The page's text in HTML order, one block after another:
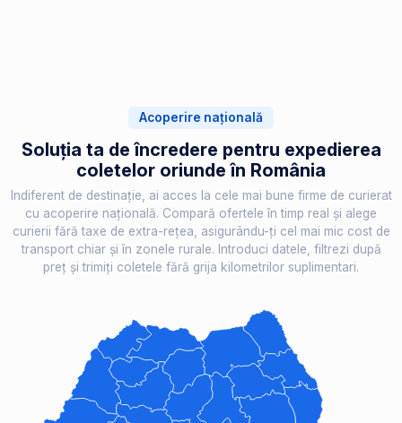
Acoperire națională
Soluția ta de încredere pentru expedierea
coletelor oriunde în România
Indiferent de destinație, ai acces la cele mai bune firme de curierat
cu acoperire națională. Compară ofertele în timp real și alege
curierii fără taxe de extra-rețea, asigurându-ți cel mai mic cost de
transport chiar și în zonele rurale. Introduci datele, filtrezi după
preț și trimiți coletele fără grija kilometrilor suplimentari.